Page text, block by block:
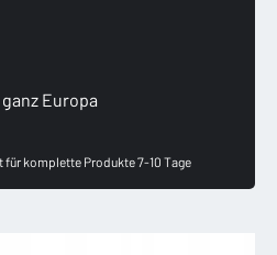
Europa
komplette Produkte 7-10 Tage